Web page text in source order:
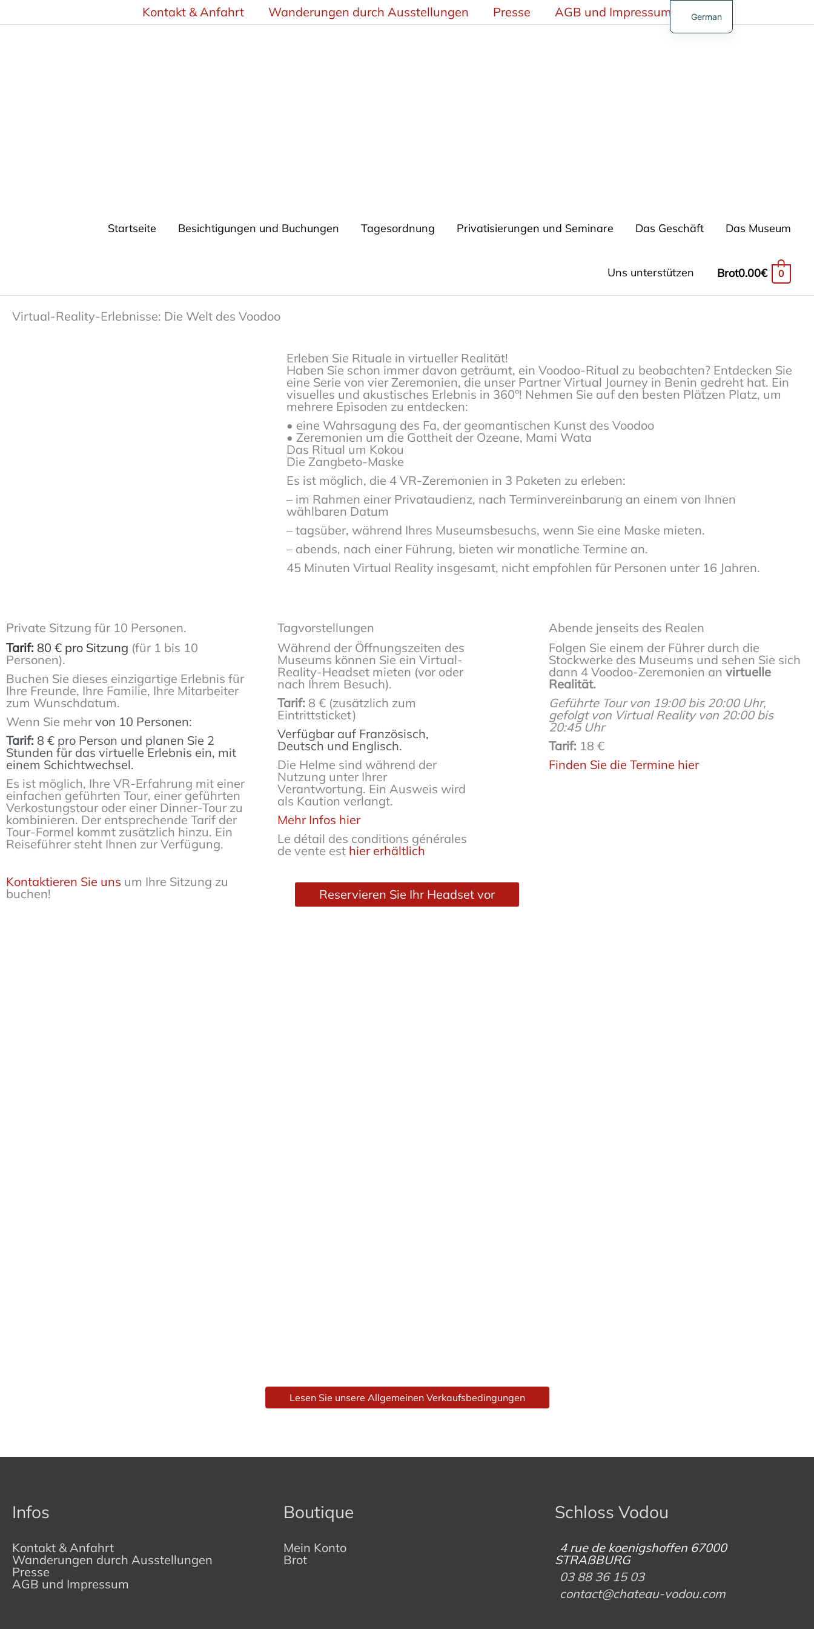
springen
Kontakt & Anfahrt Wanderungen durch Ausstellungen Presse AGB und Impressum
Startseite Besichtigungen und Buchungen Tagesordnung Privatisierungen und Seminare Das Geschäft Das Museum
Uns unterstützen Brot0.00€ 0
Virtual-Reality-Erlebnisse: Die Welt des Voodoo
Erleben Sie Rituale in virtueller Realität!
Haben Sie schon immer davon geträumt, ein Voodoo-Ritual zu beobachten? Entdecken Sie
eine Serie von vier Zeremonien, die unser Partner Virtual Journey in Benin gedreht hat. Ein
visuelles und akustisches Erlebnis in 360°! Nehmen Sie auf den besten Plätzen Platz, um
mehrere Episoden zu entdecken:
• eine Wahrsagung des Fa, der geomantischen Kunst des Voodoo
• Zeremonien um die Gottheit der Ozeane, Mami Wata
Das Ritual um Kokou
Die Zangbeto-Maske
Es ist möglich, die 4 VR-Zeremonien in 3 Paketen zu erleben:
– im Rahmen einer Privataudienz, nach Terminvereinbarung an einem von Ihnen
wählbaren Datum
– tagsüber, während Ihres Museumsbesuchs, wenn Sie eine Maske mieten.
– abends, nach einer Führung, bieten wir monatliche Termine an.
45 Minuten Virtual Reality insgesamt, nicht empfohlen für Personen unter 16 Jahren.
Private Sitzung für 10 Personen.
Tarif: 80 € pro Sitzung (für 1 bis 10
Personen).
Buchen Sie dieses einzigartige Erlebnis für
Ihre Freunde, Ihre Familie, Ihre Mitarbeiter
zum Wunschdatum.
Wenn Sie mehr von 10 Personen:
Tarif: 8 € pro Person und planen Sie 2
Stunden für das virtuelle Erlebnis ein, mit
einem Schichtwechsel.
Es ist möglich, Ihre VR-Erfahrung mit einer
einfachen geführten Tour, einer geführten
Verkostungstour oder einer Dinner-Tour zu
kombinieren. Der entsprechende Tarif der
Tour-Formel kommt zusätzlich hinzu. Ein
Reiseführer steht Ihnen zur Verfügung.
Kontaktieren Sie uns um Ihre Sitzung zu
buchen!
Tagvorstellungen
Während der Öffnungszeiten des
Museums können Sie ein Virtual-
Reality-Headset mieten (vor oder
nach Ihrem Besuch).
Tarif: 8 € (zusätzlich zum
Eintrittsticket)
Verfügbar auf Französisch,
Deutsch und Englisch.
Die Helme sind während der
Nutzung unter Ihrer
Verantwortung. Ein Ausweis wird
als Kaution verlangt.
Mehr Infos hier
Le détail des conditions générales
de vente est hier erhältlich
Reservieren Sie Ihr Headset vor
Abende jenseits des Realen
Folgen Sie einem der Führer durch die
Stockwerke des Museums und sehen Sie sich
dann 4 Voodoo-Zeremonien an virtuelle
Realität.
Geführte Tour von 19:00 bis 20:00 Uhr,
gefolgt von Virtual Reality von 20:00 bis
20:45 Uhr
Tarif: 18 €
Finden Sie die Termine hier
Lesen Sie unsere Allgemeinen Verkaufsbedingungen
Infos
Kontakt & Anfahrt
Wanderungen durch Ausstellungen
Presse
AGB und Impressum
Boutique
Mein Konto
Brot
Schloss Vodou
4 rue de koenigshoffen 67000
STRAßBURG
03 88 36 15 03
contact@chateau-vodou.com
German
French